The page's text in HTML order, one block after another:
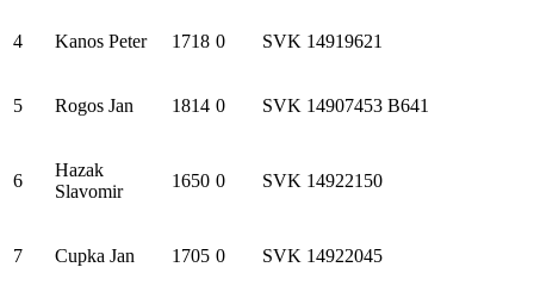
4 Kanos Peter 1718 0 SVK 14919621
5 Rogos Jan 1814 0 SVK 14907453 B641
6
Hazak
Slavomir
1650 0 SVK 14922150
7 Cupka Jan 1705 0 SVK 14922045